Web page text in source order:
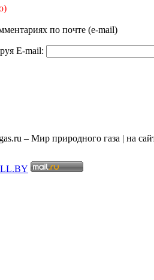
по почте (e-mail)
E-mail:
– Мир природного газа | на